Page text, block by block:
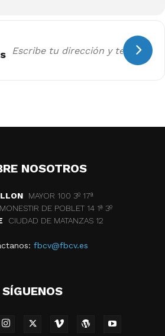
NOSOTROS
MAYOR 100 3º 17ª
MONESTIR DE POBLET 14 1ª 3º
CIUDAD DE MATANZAS 12
fbcv@fbcv.es
SÍGUENOS